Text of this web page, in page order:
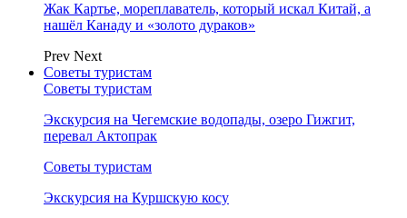
Жак Картье, мореплаватель, который искал Китай, а
нашёл Канаду и «золото дураков»
Prev Next
Советы туристам
Советы туристам
Экскурсия на Чегемские водопады, озеро Гижгит,
перевал Актопрак
Советы туристам
Экскурсия на Куршскую косу